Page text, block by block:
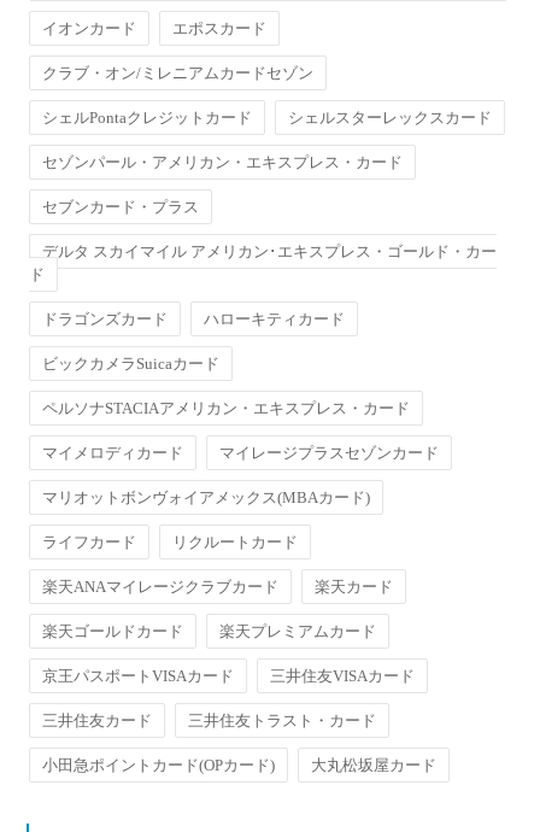
イオンカード エポスカード
クラブ・オン/ミレニアムカードセゾン
シェルPontaクレジットカード シェルスターレックスカード
セゾンパール・アメリカン・エキスプレス・カード
セブンカード・プラス
デルタ スカイマイル アメリカン･エキスプレス・ゴールド・カー
ド
ドラゴンズカード ハローキティカード
ビックカメラSuicaカード
ペルソナSTACIAアメリカン・エキスプレス・カード
マイメロディカード マイレージプラスセゾンカード
マリオットボンヴォイアメックス(MBAカード)
ライフカード リクルートカード
楽天ANAマイレージクラブカード 楽天カード
楽天ゴールドカード 楽天プレミアムカード
京王パスポートVISAカード 三井住友VISAカード
三井住友カード 三井住友トラスト・カード
小田急ポイントカード(OPカード) 大丸松坂屋カード